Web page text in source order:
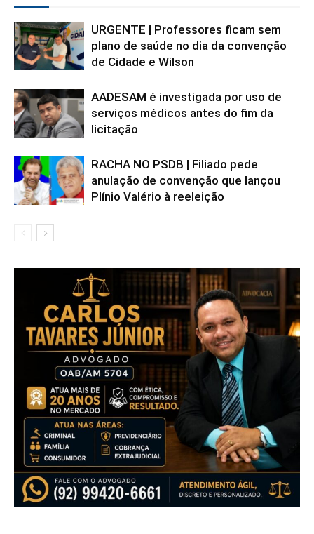
URGENTE | Professores ficam sem
plano de saúde no dia da convenção
de Cidade e Wilson
AADESAM é investigada por uso de
serviços médicos antes do fim da
licitação
RACHA NO PSDB | Filiado pede
anulação de convenção que lançou
Plínio Valério à reeleição